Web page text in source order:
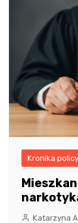
Kronika
Katarzyna